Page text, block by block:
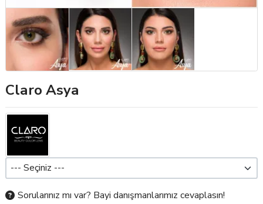
Claro Asya
Sorularınız mı var? Bayi danışmanlarımız cevaplasın!
Dioptri (Pwr)